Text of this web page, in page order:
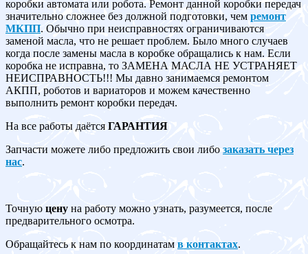
коробки автомата или робота. Ремонт данной коробки передач
значительно сложнее без должной подготовки, чем ремонт
МКПП. Обычно при неисправностях ограничиваются
заменой масла, что не решает проблем. Было много случаев
когда после замены масла в коробке обращались к нам. Если
коробка не исправна, то ЗАМЕНА МАСЛА НЕ УСТРАНЯЕТ
НЕИСПРАВНОСТЬ!!! Мы давно занимаемся ремонтом
АКПП, роботов и вариаторов и можем качественно
выполнить ремонт коробки передач.
На все работы даётсяГАРАНТИЯ
Запчасти можете либо предложить свои либо заказать через
нас.
Точную цену на работу можно узнать, разумеется, после
предварительного осмотра.
Обращайтесь к нам по координатам в контактах.